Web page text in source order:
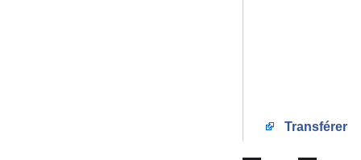
Transférer